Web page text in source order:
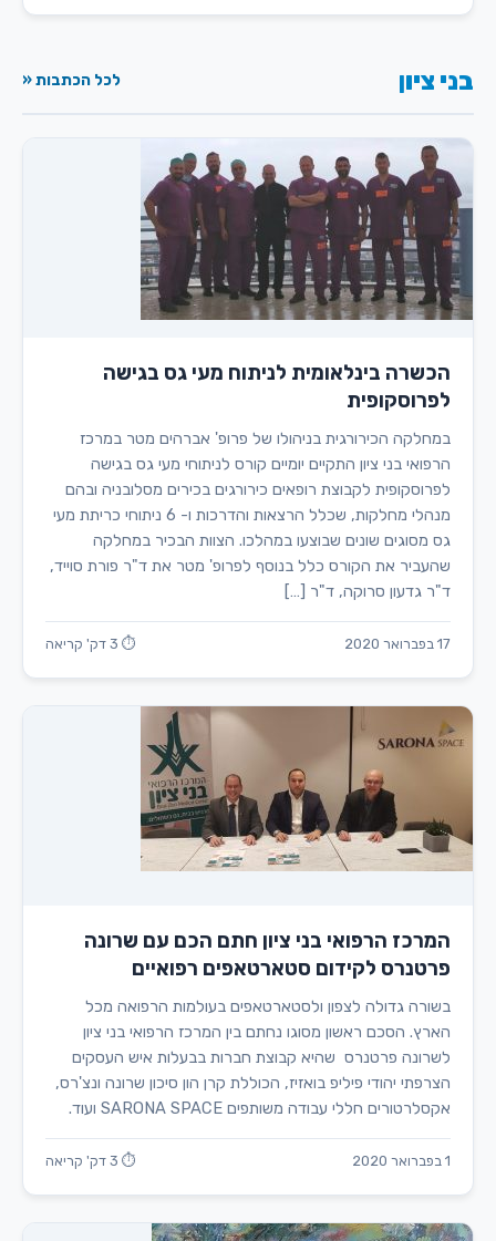
בני ציון לכל הכתבות «
הכשרה בינלאומית לניתוח מעי גס בגישה
לפרוסקופית
במחלקה הכירורגית בניהולו של פרופ' אברהים מטר במרכז
הרפואי בני ציון התקיים יומיים קורס לניתוחי מעי גס בגישה
לפרוסקופית לקבוצת רופאים כירורגים בכירים מסלובניה ובהם
מנהלי מחלקות, שכלל הרצאות והדרכות ו- 6 ניתוחי כריתת מעי
גס מסוגים שונים שבוצעו במהלכו. הצוות הבכיר במחלקה
שהעביר את הקורס כלל בנוסף לפרופ' מטר את ד"ר פורת סוייד,
ד"ר גדעון סרוקה, ד"ר […]
17 בפברואר 2020 ⏱ 3 דק' קריאה
המרכז הרפואי בני ציון חתם הכם עם שרונה
פרטנרס לקידום סטארטאפים רפואיים
בשורה גדולה לצפון ולסטארטאפים בעולמות הרפואה מכל
הארץ. הסכם ראשון מסוגו נחתם בין המרכז הרפואי בני ציון
לשרונה פרטנרס שהיא קבוצת חברות בבעלות איש העסקים
הצרפתי יהודי פיליפ בואזיז, הכוללת קרן הון סיכון שרונה ונצ'רס,
אקסלרטורים חללי עבודה משותפים SARONA SPACE ועוד.
1 בפברואר 2020 ⏱ 3 דק' קריאה